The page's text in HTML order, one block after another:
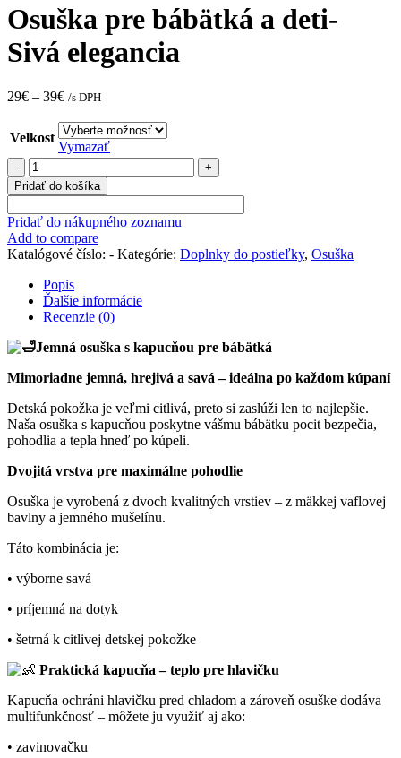
Osuška pre bábätká a deti-
Sivá elegancia
29€ – 39€ /s DPH
Velkost
Vymazať
množstvo
Osuška
pre
bábätká
a
deti-
Sivá
elegancia
Pridať do košíka
Pridať do nákupného zoznamu
Add to compare
Katalógové číslo: - Kategórie: Doplnky do postieľky, Osuška
Popis
Ďalšie informácie
Recenzie (0)
Jemná osuška s kapucňou pre bábätká
Mimoriadne jemná, hrejivá a savá – ideálna po každom kúpaní
Detská pokožka je veľmi citlivá, preto si zaslúži len to najlepšie.
Naša osuška s kapucňou poskytne vášmu bábätku pocit bezpečia,
pohodlia a tepla hneď po kúpeli.
Dvojitá vrstva pre maximálne pohodlie
Osuška je vyrobená z dvoch kvalitných vrstiev – z mäkkej vaflovej
bavlny a jemného mušelínu.
Táto kombinácia je:
• výborne savá
• príjemná na dotyk
• šetrná k citlivej detskej pokožke
Praktická kapucňa – teplo pre hlavičku
Kapucňa ochráni hlavičku pred chladom a zároveň osuške dodáva
multifunkčnosť – môžete ju využiť aj ako:
• zavinovačku